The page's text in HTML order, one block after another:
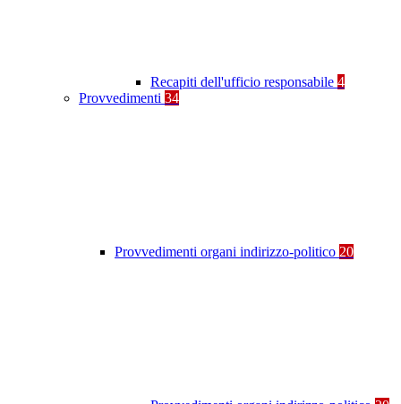
Recapiti dell'ufficio responsabile 4
Provvedimenti 34
Provvedimenti organi indirizzo-politico 20